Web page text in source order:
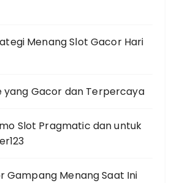
Menang Slot Gacor Hari
yang Gacor dan Terpercaya
Slot Pragmatic dan untuk
Gampang Menang Saat Ini